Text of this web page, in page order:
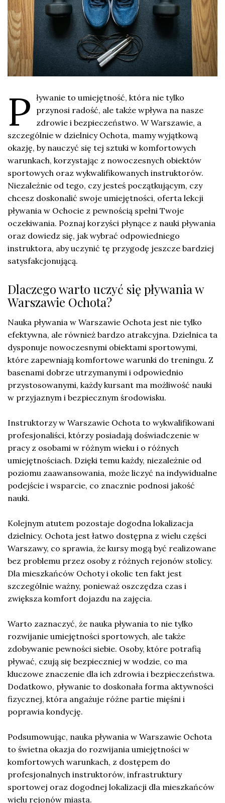
P ływanie to umiejętność, która nie tylko
przynosi radość, ale także wpływa na nasze
zdrowie i bezpieczeństwo. W Warszawie, a
szczególnie w dzielnicy Ochota, mamy wyjątkową
okazję, by nauczyć się tej sztuki w komfortowych
warunkach, korzystając z nowoczesnych obiektów
sportowych oraz wykwalifikowanych instruktorów.
Niezależnie od tego, czy jesteś początkującym, czy
chcesz doskonalić swoje umiejętności, oferta lekcji
pływania w Ochocie z pewnością spełni Twoje
oczekiwania. Poznaj korzyści płynące z nauki pływania
oraz dowiedz się, jak wybrać odpowiedniego
instruktora, aby uczynić tę przygodę jeszcze bardziej
satysfakcjonującą.
Dlaczego warto uczyć się pływania w
Warszawie Ochota?
Nauka pływania w Warszawie Ochota jest nie tylko
efektywna, ale również bardzo atrakcyjna. Dzielnica ta
dysponuje nowoczesnymi obiektami sportowymi,
które zapewniają komfortowe warunki do treningu. Z
basenami dobrze utrzymanymi i odpowiednio
przystosowanymi, każdy kursant ma możliwość nauki
w przyjaznym i bezpiecznym środowisku.
Instruktorzy w Warszawie Ochota to wykwalifikowani
profesjonaliści, którzy posiadają doświadczenie w
pracy z osobami w różnym wieku i o różnych
umiejętnościach. Dzięki temu każdy, niezależnie od
poziomu zaawansowania, może liczyć na indywidualne
podejście i wsparcie, co znacznie podnosi jakość
nauki.
Kolejnym atutem pozostaje dogodna lokalizacja
dzielnicy. Ochota jest łatwo dostępna z wielu części
Warszawy, co sprawia, że kursy mogą być realizowane
bez problemu przez osoby z różnych rejonów stolicy.
Dla mieszkańców Ochoty i okolic ten fakt jest
szczególnie ważny, ponieważ oszczędza czas i
zwiększa komfort dojazdu na zajęcia.
Warto zaznaczyć, że nauka pływania to nie tylko
rozwijanie umiejętności sportowych, ale także
zdobywanie pewności siebie. Osoby, które potrafią
pływać, czują się bezpieczniej w wodzie, co ma
kluczowe znaczenie dla ich zdrowia i bezpieczeństwa.
Dodatkowo, pływanie to doskonała forma aktywności
fizycznej, która angażuje różne partie mięśni i
poprawia kondycję.
Podsumowując, nauka pływania w Warszawie Ochota
to świetna okazja do rozwijania umiejętności w
komfortowych warunkach, z dostępem do
profesjonalnych instruktorów, infrastruktury
sportowej oraz dogodnej lokalizacji dla mieszkańców
wielu rejonów miasta.